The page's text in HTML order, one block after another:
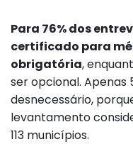
Para 76% dos
certificado para
obrigatória,
ser opcional. Apenas
desnecessário,
levantamento
113 municípios.